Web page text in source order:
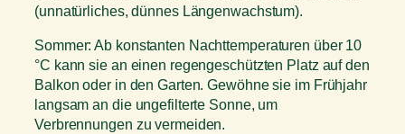
g
e
(unnatürliches, dünnes Längenwachstum).
Sommer: Ab konstanten Nachttemperaturen über 10
°C kann sie an einen regengeschützten Platz auf den
Balkon oder in den Garten. Gewöhne sie im Frühjahr
langsam an die ungefilterte Sonne, um
Verbrennungen zu vermeiden.